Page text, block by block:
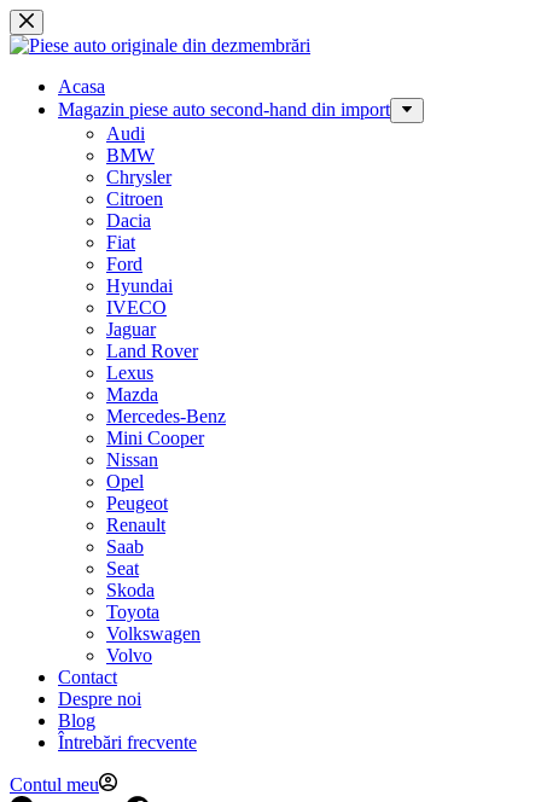
Sari
la
Acasa
Magazin piese auto second-hand din import
Audi
BMW
Chrysler
Citroen
Dacia
Fiat
Ford
Hyundai
IVECO
Jaguar
Land Rover
Lexus
Mazda
Mercedes-Benz
Mini Cooper
Nissan
Opel
Peugeot
Renault
Saab
Seat
Skoda
Toyota
Volkswagen
Volvo
Contact
Despre noi
Blog
Întrebări frecvente
Contul meu